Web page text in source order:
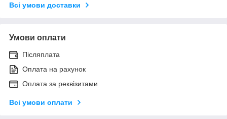
Всі умови доставки
Умови оплати
Післяплата
Оплата на рахунок
Оплата за реквізитами
Всі умови оплати